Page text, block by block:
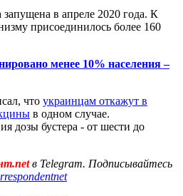
в апреле 2020 года. К
присоединилось более 160
менее 10% населения –
что украинцам откажут в
в одном случае.
дозы бустера - от шести до
в Telegram. Подписывайтесь